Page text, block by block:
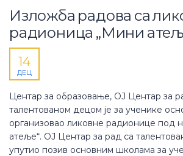
Изложба радова са
радионица „Мини
14
ДЕЦ
Центар за образовање, ОЈ Центар за
талентованом децом је за ученике
организовао ликовне радионице под
атеље“. ОЈ Центар за рад са
упутио позив основним школама за